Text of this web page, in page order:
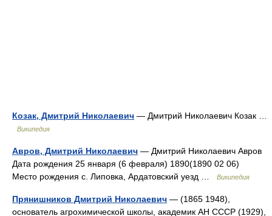
Козак, Дмитрий Николаевич — Дмитрий Николаевич Козак …
Википедия
Авров, Дмитрий Николаевич — Дмитрий Николаевич Авров
Дата рождения 25 января (6 февраля) 1890(1890 02 06)
Место рождения с. Липовка, Ардатовский уезд …
Википедия
Прянишников Дмитрий Николаевич — (1865 1948),
основатель агрохимической школы, академик АН СССР (1929),